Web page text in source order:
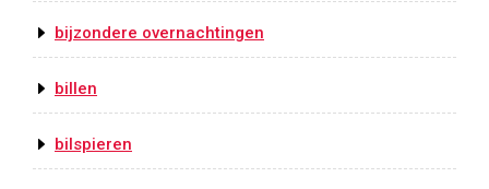
bijzondere overnachtingen
billen
bilspieren